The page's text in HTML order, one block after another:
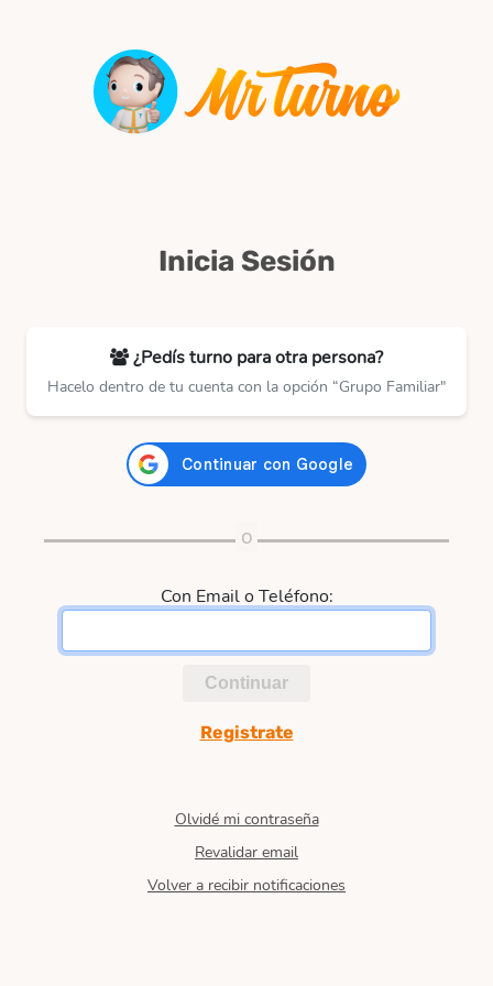
Inicia Sesión
¿Pedís turno para otra persona?
Hacelo dentro de tu cuenta con la opción “Grupo Familiar"
Con Email o Teléfono:
Continuar
Registrate
Olvidé mi contraseña
Revalidar email
Volver a recibir notificaciones